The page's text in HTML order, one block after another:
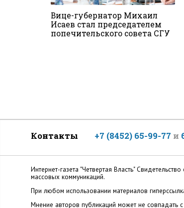
Вице-губернатор Михаил
Исаев стал председателем
попечительского совета СГУ
Контакты +7 (8452) 65-99-77 и
Интернет-газета "Четвертая Власть"
массовых коммуникаций.
При любом использовании материалов
Мнение авторов публикаций может не совпадать